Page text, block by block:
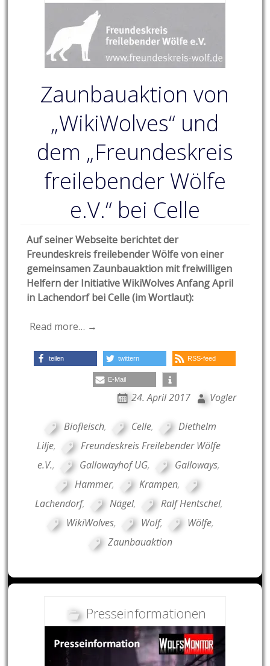
Zaunbauaktion von
„WikiWolves“ und
dem „Freundeskreis
freilebender Wölfe
e.V.“ bei Celle
Auf seiner Webseite berichtet der
Freundeskreis freilebender Wölfe von einer
gemeinsamen Zaunbauaktion mit freiwilligen
Helfern der Initiative WikiWolves Anfang April
in Lachendorf bei Celle (im Wortlaut):
Read more… →
teilen twittern RSS-feed
E-Mail
24. April 2017 Vogler
Biofleisch, Celle,
Diethelm
Lilje,
Freundeskreis Freilebender Wölfe
e.V., Gallowayhof UG, Galloways,
Hammer, Krampen,
Lachendorf, Nägel, Ralf Hentschel,
WikiWolves, Wolf, Wölfe,
Zaunbauaktion
Presseinformationen